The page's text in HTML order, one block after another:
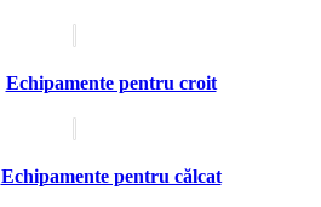
Echipamente pentru croit
Echipamente pentru călcat